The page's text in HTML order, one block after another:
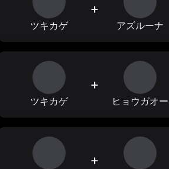
ツキカゲ
+
アズルーナ
ツキカゲ
+
ヒョウガオー
+